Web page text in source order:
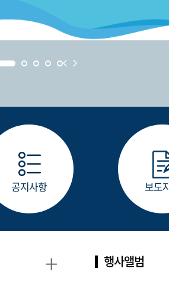
공지사항 보도
+ 행사앨범